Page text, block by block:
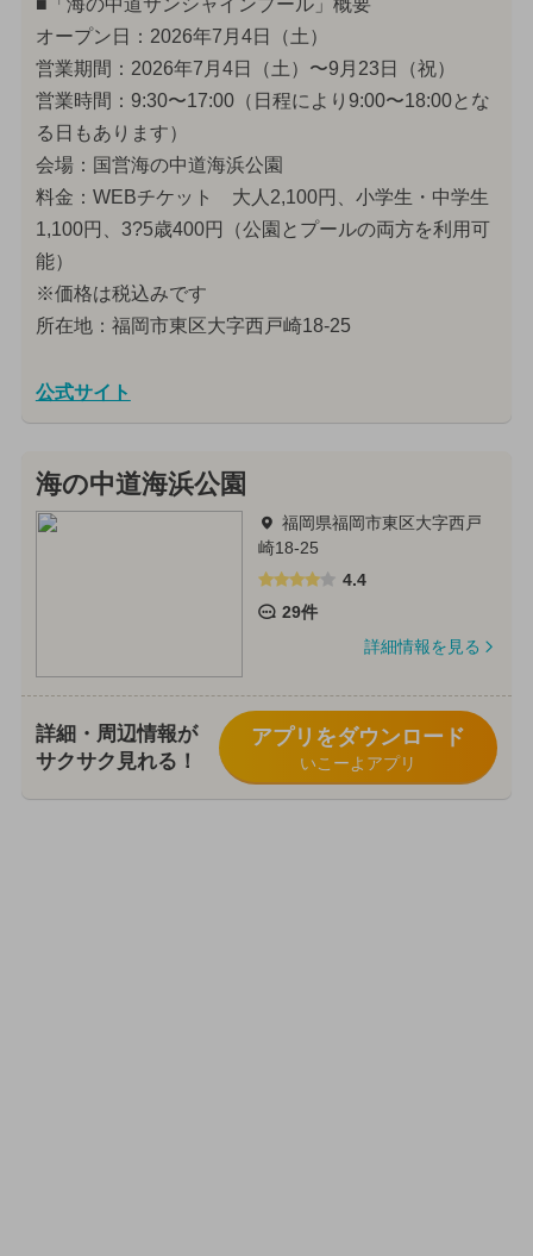
■「海の中道サンシャインプール」概要
オープン日：2026年7月4日（土）
営業期間：2026年7月4日（土）〜9月23日（祝）
営業時間：9:30〜17:00（日程により9:00〜18:00とな
る日もあります）
会場：国営海の中道海浜公園
料金：WEBチケット 大人2,100円、小学生・中学生
1,100円、3?5歳400円（公園とプールの両方を利用可
能）
※価格は税込みです
所在地：福岡市東区大字西戸崎18-25
公式サイト
海の中道海浜公園
福岡県福岡市東区大字西戸
崎18-25
4.4
29件
詳細情報を見る
詳細・周辺情報が
サクサク見れる！
アプリをダウンロード
いこーよアプリ